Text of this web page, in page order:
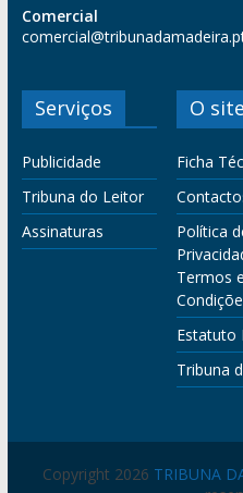
Comercial
Serviços
Publicidade
Tribuna do Leitor
Assinaturas
O site
Ficha
Política
Termos e
Estatuto
Tribuna
Copyright 2026 TRIBUNA